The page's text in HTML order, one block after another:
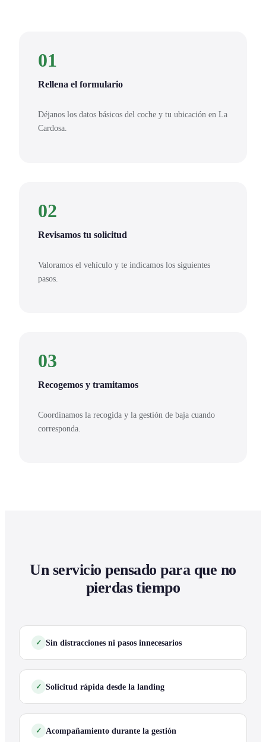
01
Rellena el formulario
Déjanos los datos básicos del coche y tu ubicación en La
Cardosa.
02
Revisamos tu solicitud
Valoramos el vehículo y te indicamos los siguientes
pasos.
03
Recogemos y tramitamos
Coordinamos la recogida y la gestión de baja cuando
corresponda.
Un servicio pensado para que no
pierdas tiempo
Sin distracciones ni pasos innecesarios
Solicitud rápida desde la landing
Acompañamiento durante la gestión